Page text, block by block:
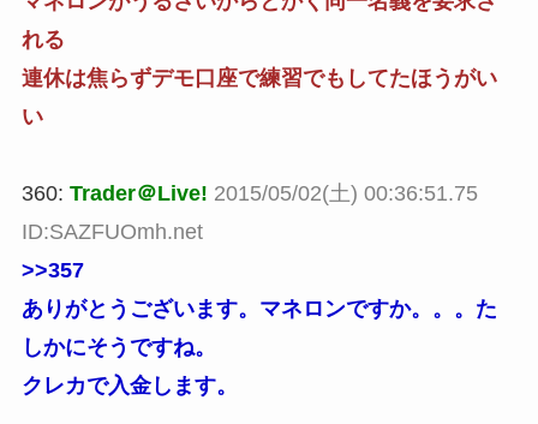
れる
連休は焦らずデモ口座で練習でもしてたほうがい
い
360: Trader＠Live! 2015/05/02(土) 00:36:51.75
ID:SAZFUOmh.net
>>357
ありがとうございます。マネロンですか。。。た
しかにそうですね。
クレカで入金します。